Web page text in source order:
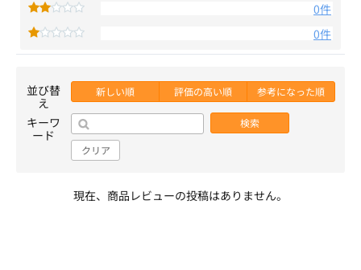
0件
0件
並び替
え
新しい順 評価の高い順 参考になった順
キーワ
ード
検索
クリア
現在、商品レビューの投稿はありません。